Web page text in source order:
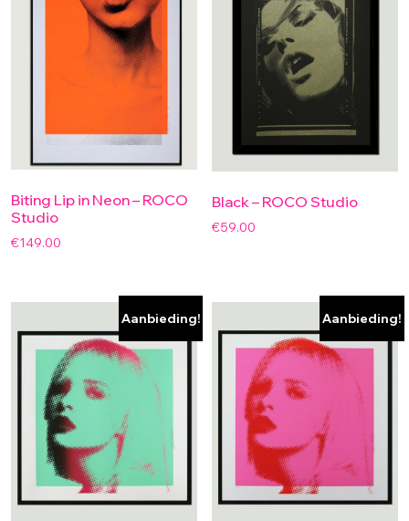
Biting Lip in Neon – ROCO
Studio
€149.00
Black – ROCO Studio
€59.00
Aanbieding! Aanbieding!